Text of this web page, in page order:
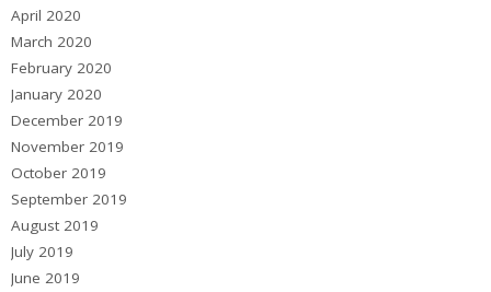
April 2020
March 2020
February 2020
January 2020
December 2019
November 2019
October 2019
September 2019
August 2019
July 2019
June 2019